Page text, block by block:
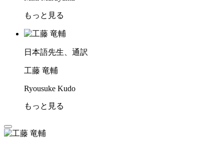
もっと見る
日本語先生、通訳
工藤 竜輔
Ryousuke Kudo
もっと見る